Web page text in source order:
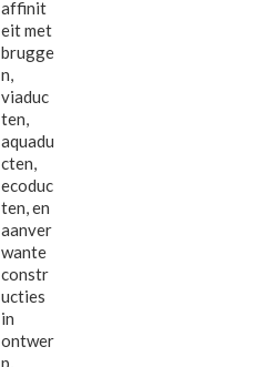
affinit
eit met
brugge
n,
viaduc
ten,
aquadu
cten,
ecoduc
ten, en
aanver
wante
constr
ucties
in
ontwer
p,